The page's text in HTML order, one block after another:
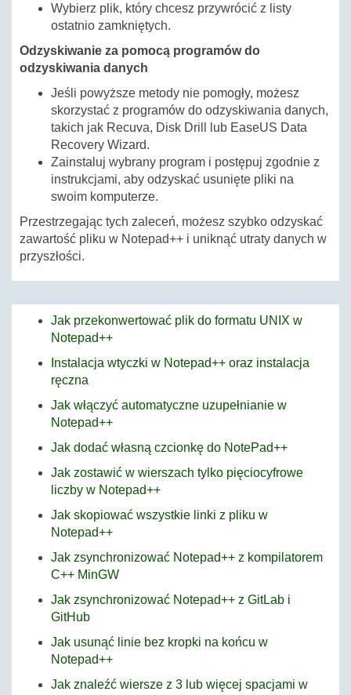
Wybierz plik, który chcesz przywrócić z listy
ostatnio zamkniętych.
Odzyskiwanie za pomocą programów do
odzyskiwania danych
Jeśli powyższe metody nie pomogły, możesz
skorzystać z programów do odzyskiwania danych,
takich jak Recuva, Disk Drill lub EaseUS Data
Recovery Wizard.
Zainstaluj wybrany program i postępuj zgodnie z
instrukcjami, aby odzyskać usunięte pliki na
swoim komputerze.
Przestrzegając tych zaleceń, możesz szybko odzyskać
zawartość pliku w Notepad++ i uniknąć utraty danych w
przyszłości.
Jak przekonwertować plik do formatu UNIX w
Notepad++
Instalacja wtyczki w Notepad++ oraz instalacja
ręczna
Jak włączyć automatyczne uzupełnianie w
Notepad++
Jak dodać własną czcionkę do NotePad++
Jak zostawić w wierszach tylko pięciocyfrowe
liczby w Notepad++
Jak skopiować wszystkie linki z pliku w
Notepad++
Jak zsynchronizować Notepad++ z kompilatorem
C++ MinGW
Jak zsynchronizować Notepad++ z GitLab i
GitHub
Jak usunąć linie bez kropki na końcu w
Notepad++
Jak znaleźć wiersze z 3 lub więcej spacjami w